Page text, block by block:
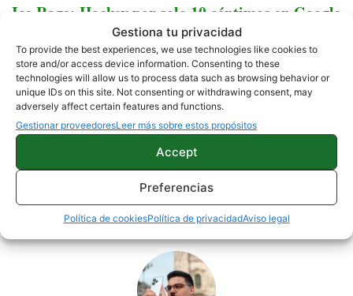
Gestiona tu privacidad
To provide the best experiences, we use technologies like cookies to
store and/or access device information. Consenting to these
technologies will allow us to process data such as browsing behavior or
unique IDs on this site. Not consenting or withdrawing consent, may
adversely affect certain features and functions.
Gestionar proveedoresLeer más sobre estos propósitos
Accept
Preferencias
Política de cookiesPolítica de privacidadAviso legal
Ice Rage: Hockey por solo 10 céntimos en Google
Play
MEIZU NOTICIAS
Sobre este autor